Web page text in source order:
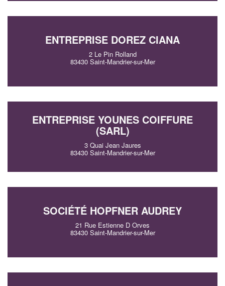
ENTREPRISE DOREZ CIANA
2 Le Pin Rolland
83430 Saint-Mandrier-sur-Mer
ENTREPRISE YOUNES COIFFURE
(SARL)
3 Quai Jean Jaures
83430 Saint-Mandrier-sur-Mer
SOCIÉTÉ HOPFNER AUDREY
21 Rue Estienne D Orves
83430 Saint-Mandrier-sur-Mer